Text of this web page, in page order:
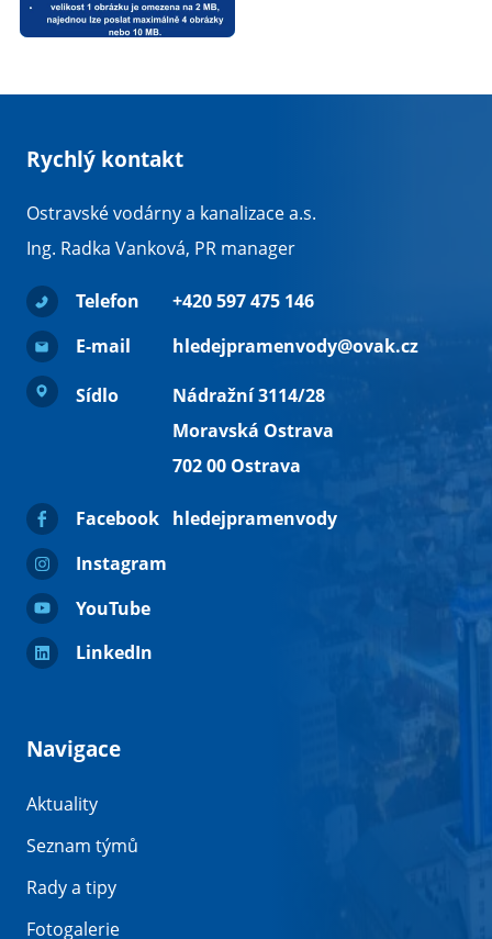
Rychlý kontakt
Ostravské vodárny a kanalizace a.s.
Ing. Radka Vanková, PR manager
Telefon
+420 597 475 146
E-mail
hledejpramenvody@ovak.cz
Sídlo
Nádražní 3114/28
Moravská Ostrava
702 00 Ostrava
Facebook
hledejpramenvody
Instagram
YouTube
LinkedIn
Navigace
Aktuality
Seznam týmů
Rady a tipy
Fotogalerie